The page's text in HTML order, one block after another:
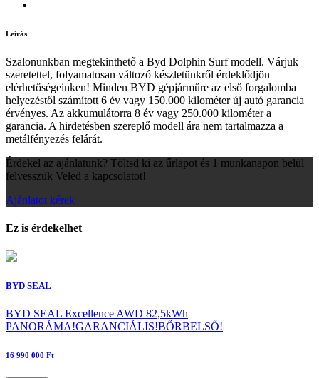
Leírás
Szalonunkban megtekinthető a Byd Dolphin Surf modell. Várjuk
szeretettel, folyamatosan változó készletünkről érdeklődjön
elérhetőségeinken! Minden BYD gépjárműre az első forgalomba
helyezéstől számított 6 év vagy 150.000 kilométer új autó garancia
érvényes. Az akkumulátorra 8 év vagy 250.000 kilométer a
garancia. A hirdetésben szereplő modell ára nem tartalmazza a
metálfényezés felárát.
Érdekel az ajánlatunk? Töltsd ki az űrlapot és 1 munkanapon belül
felvesszük Veled a kapcsolatot!
Ajánlatot kérek
Ez is érdekelhet
BYD SEAL
BYD SEAL Excellence AWD 82,5kWh
PANORÁMA!GARANCIÁLIS!BŐRBELSŐ!
16 990 000 Ft